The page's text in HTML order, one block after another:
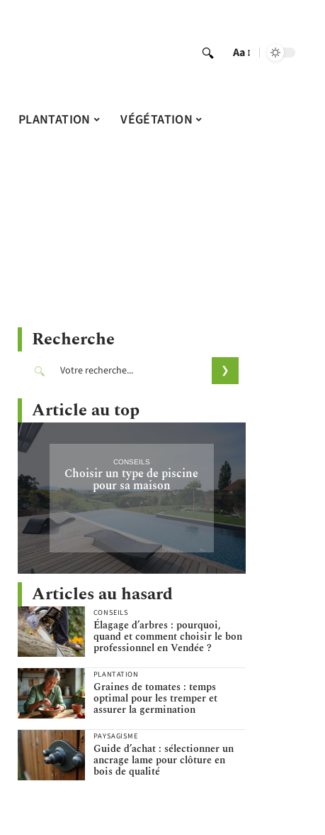
Aa
PLANTATION VÉGÉTATION
Recherche
Article au top
CONSEILS
Choisir un type de piscine
pour sa maison
Articles au hasard
CONSEILS
Élagage d’arbres : pourquoi,
quand et comment choisir le bon
professionnel en Vendée ?
PLANTATION
Graines de tomates : temps
optimal pour les tremper et
assurer la germination
PAYSAGISME
Guide d’achat : sélectionner un
ancrage lame pour clôture en
bois de qualité